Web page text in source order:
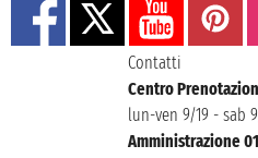
Contatti
Centro
lun-ven 9/19 - sab
Amministrazione